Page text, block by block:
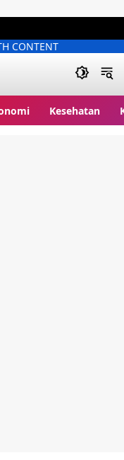
CONTENT
Kesehatan